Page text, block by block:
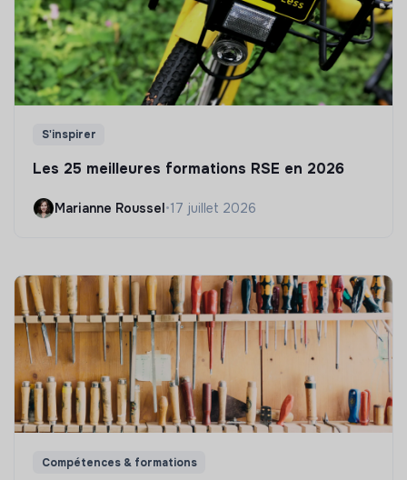
S'inspirer
Les 25 meilleures formations RSE en 2026
Marianne Roussel•17 juillet 2026
Compétences & formations